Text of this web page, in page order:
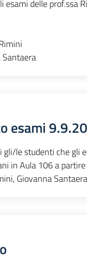
esami delle prof.ssa
Santaera
esami
gli/le studenti che gli
in Aula 106 a
Giovanna Santaera